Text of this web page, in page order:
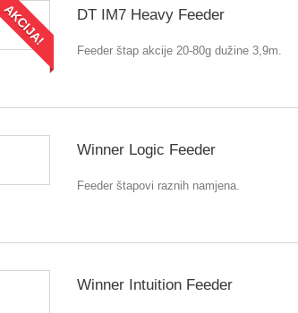
AKCIJA! DT IM7 Heavy Feeder
Feeder štap akcije 20-80g dužine 3,9m.
Winner Logic Feeder
Feeder štapovi raznih namjena.
Winner Intuition Feeder